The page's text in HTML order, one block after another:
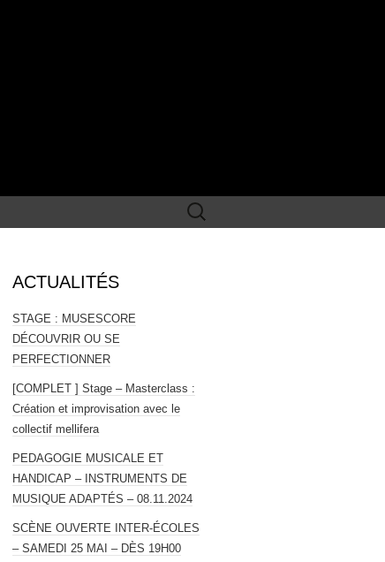
Rechercher :
ACTUALITÉS
STAGE : MUSESCORE
DÉCOUVRIR OU SE
PERFECTIONNER
[COMPLET ] Stage – Masterclass :
Création et improvisation avec le
collectif mellifera
PEDAGOGIE MUSICALE ET
HANDICAP – INSTRUMENTS DE
MUSIQUE ADAPTÉS – 08.11.2024
SCÈNE OUVERTE INTER-ÉCOLES
– SAMEDI 25 MAI – DÈS 19H00